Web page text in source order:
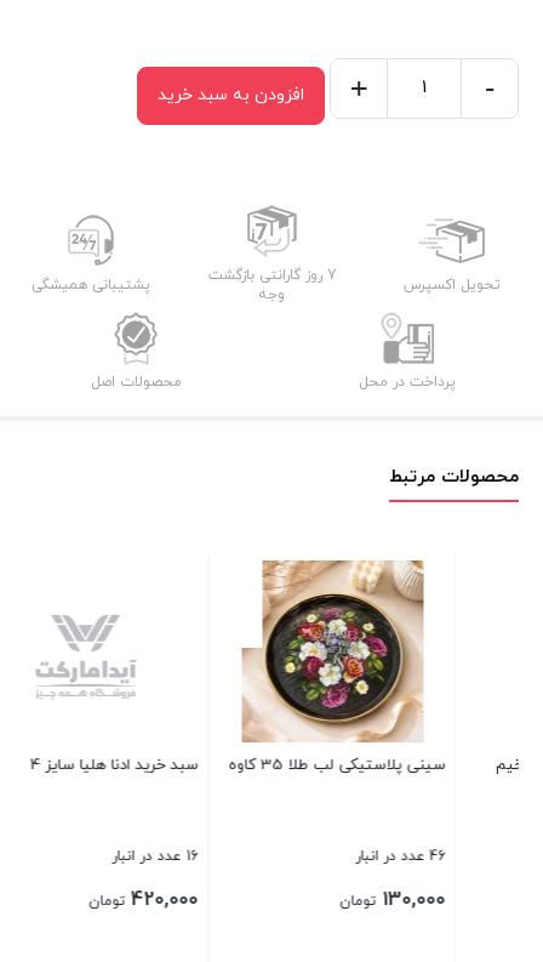
-
+ افزودن به سبد خرید
تحویل اکسپرس
7 روز گارانتی بازگشت
وجه
پشتیبانی همیشگی
پرداخت در محل محصولات اصل
محصولات مرتبط
سبد خرید ادنا هلیا سایز 4
16 عدد در انبار
420,000 تومان
سطل پدال فلزی 12 لیتری TIDY
12 عدد در انبار
790,000 تومان